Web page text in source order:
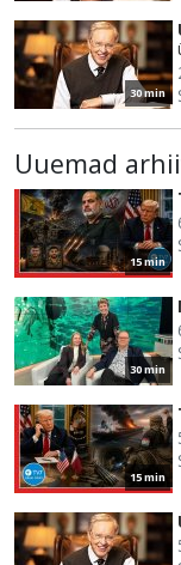
30 min
Uuemad
15 min
30 min
15 min